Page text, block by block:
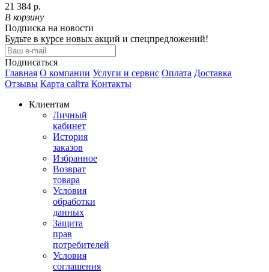
21 384 р.
В корзину
Подписка на новости
Будьте в курсе новых акций и спецпредложений!
Подписаться
Главная О компании Услуги и сервис Оплата Доставка
Отзывы Карта сайта Контакты
Клиентам
Личный
кабинет
История
заказов
Избранное
Возврат
товара
Условия
обработки
данных
Защита
прав
потребителей
Условия
соглашения